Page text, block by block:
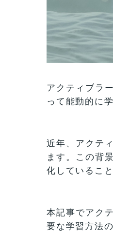
アクティブラ
って能動的に
近年、アクテ
ます。この背
化しているこ
本記事でアク
要な学習方法